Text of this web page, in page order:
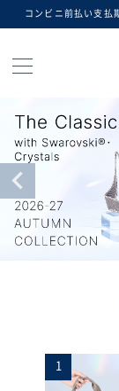
コンビニ前払い支払